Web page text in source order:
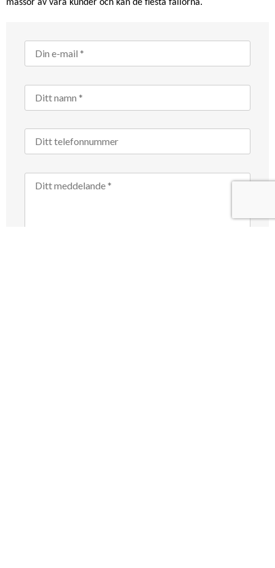
massor av våra kunder och kan de flesta fällorna.